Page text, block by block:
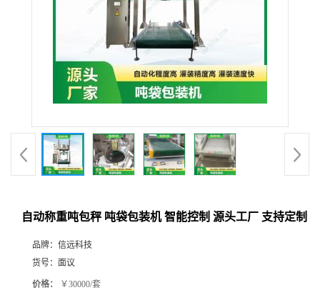
自动称重吨包秤 吨袋包装机 智能控制 源头工厂 支持定制
品牌： 信远科技
货号： 面议
价格： ￥30000/套